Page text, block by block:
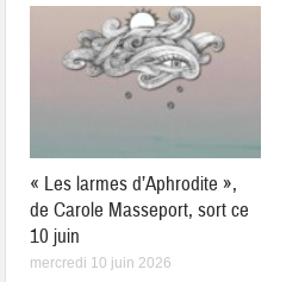
« Les larmes d’Aphrodite »,
de Carole Masseport, sort ce
10 juin
mercredi 10 juin 2026